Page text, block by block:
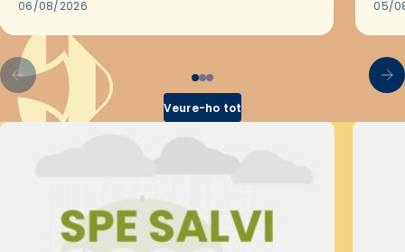
les convivències Be Apostle, organitzades
06/08/2026 05/
Veure-ho tot